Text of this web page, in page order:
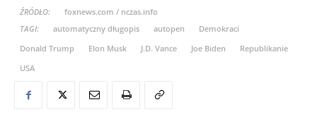
ŹRÓDŁO:
foxnews.com / nczas.info
TAGI:
automatyczny długopis autopen
Demokraci
Donald Trump
Elon Musk J.D. Vance Joe Biden
Republikanie
USA